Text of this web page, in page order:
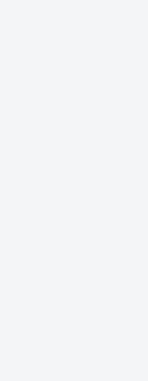
engagez à vous
Conditions
vous vous
conditions
produits et
Supplémentaires
Générales
partie intégrante de
vous êtes en
Conditions
Supplémentaires
vous n’êtes pas
à les utiliser, et
présentes
vous incombe de